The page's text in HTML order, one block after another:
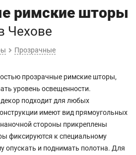
римские шторы
Чехове
Прозрачные
прозрачные римские шторы,
уровень освещенности.
подходит для любых
имеют вид прямоугольных
стороны прикреплены
фиксируются к специальному
опускать и поднимать полотна. Для